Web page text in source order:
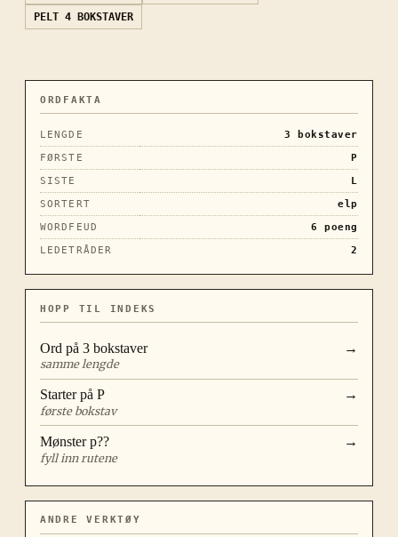
PELT 4 BOKSTAVER
ORDFAKTA
LENGDE 3
bokstaver
FØRSTE
P
SISTE
L
SORTERT
elp
WORDFEUD
6
poeng
LEDETRÅDER
2
HOPP TIL INDEKS
Ord på 3 bokstaver
samme lengde
→
Starter på P
første bokstav
→
Mønsterp??
fyll inn rutene
→
ANDRE VERKTØY